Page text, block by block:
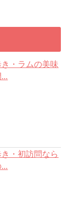
・ラムの美味
・初訪問なら